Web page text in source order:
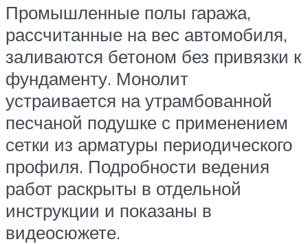
Промышленные полы гаража,
рассчитанные на вес автомобиля,
заливаются бетоном без привязки к
фундаменту. Монолит
устраивается на утрамбованной
песчаной подушке с применением
сетки из арматуры периодического
профиля. Подробности ведения
работ раскрыты в отдельной
инструкции и показаны в
видеосюжете.